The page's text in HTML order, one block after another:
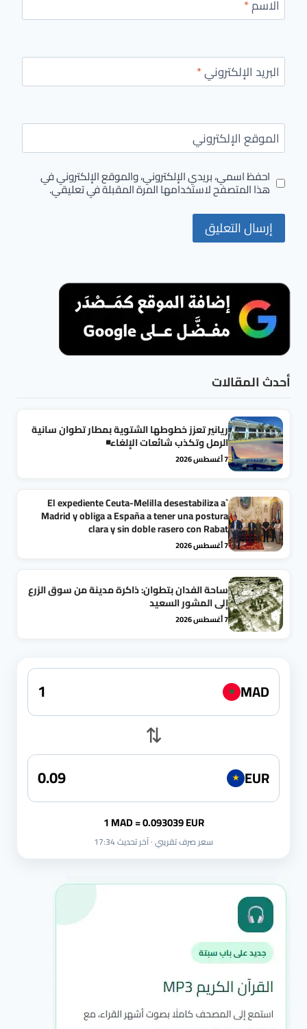
الاسم*
البريد الإلكتروني*
الموقع الإلكتروني
احفظ اسمي، بريدي الإلكتروني، والموقع الإلكتروني في
هذا المتصفح لاستخدامها المرة المقبلة في تعليقي.
أحدث المقالات
ريانير تعزز خطوطها الشتوية بمطار تطوان سانية
الرمل وتكذب شائعات الإلغاء◾
7 أغسطس 2026
`El expediente Ceuta-Melilla desestabiliza a
Madrid y obliga a España a tener una postura
clara y sin doble rasero con Rabat
7 أغسطس 2026
ساحة الفدان بتطوان: ذاكرة مدينة من سوق الزرع
إلى المشور السعيد
7 أغسطس 2026
★ MAD
⇅
★ EUR
1 MAD = 0.093039 EUR
سعر صرف تقريبي · آخر تحديث 17:34